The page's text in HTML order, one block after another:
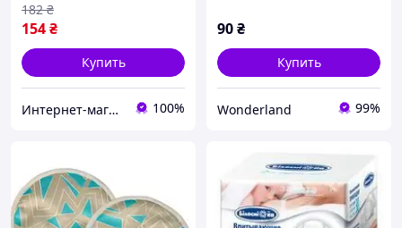
154₴
182 ₴
Купить
Интернет-магазин Аптечка 100%
90₴
Купить
Wonderland 99%